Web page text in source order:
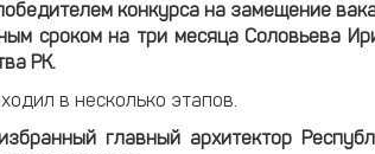
конкурса на замещение
сроком на три месяца Соловьева
РК.
в несколько этапов.
главный архитектор